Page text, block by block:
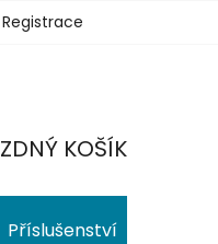
Registrace
KOŠÍK
Příslušenství